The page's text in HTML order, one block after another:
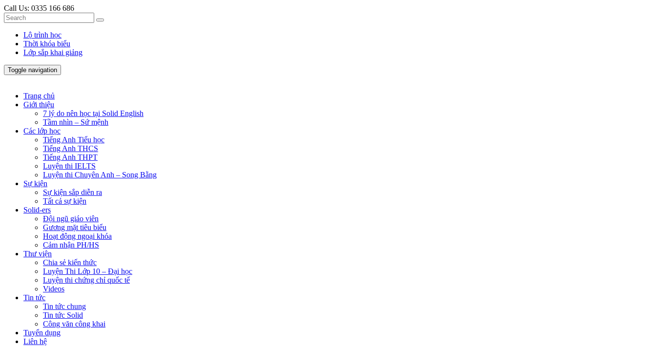
Call Us: 0335 166 686
Lộ trình học
Thời khóa biểu
Lớp sắp khai giảng
Toggle navigation
Trang chủ
Giới thiệu
7 lý do nên học tại Solid English
Tầm nhìn – Sứ mệnh
Các lớp học
Tiếng Anh Tiểu học
Tiếng Anh THCS
Tiếng Anh THPT
Luyện thi IELTS
Luyện thi Chuyên Anh – Song Bằng
Sự kiện
Sự kiện sắp diễn ra
Tất cả sự kiện
Solid-ers
Đội ngũ giáo viên
Gương mặt tiêu biểu
Hoạt động ngoại khóa
Cảm nhận PH/HS
Thư viện
Chia sẻ kiến thức
Luyện Thi Lớp 10 – Đại học
Luyện thi chứng chỉ quốc tế
Videos
Tin tức
Tin tức chung
Tin tức Solid
Công văn công khai
Tuyển dụng
Liên hệ